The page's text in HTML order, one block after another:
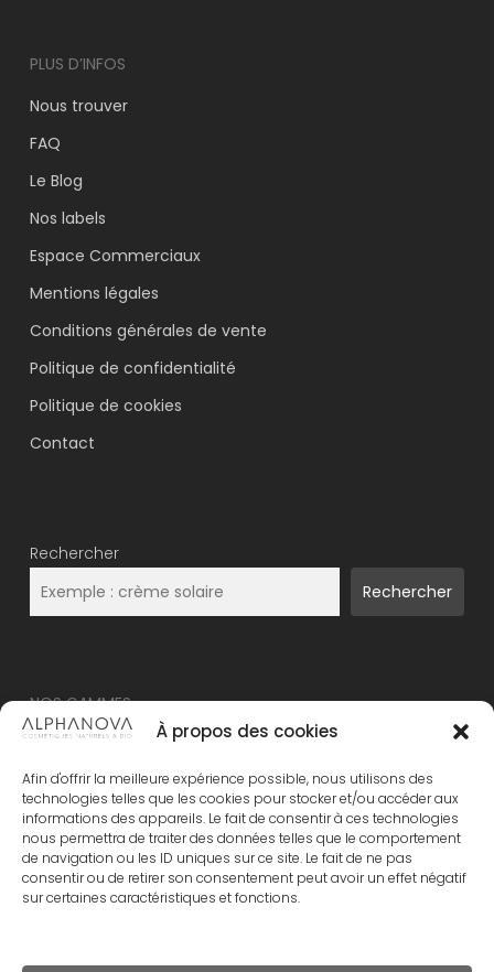
À propos des cookies
Afin d'offrir la meilleure expérience possible, nous utilisons des
technologies telles que les cookies pour stocker et/ou accéder aux
informations des appareils. Le fait de consentir à ces technologies
nous permettra de traiter des données telles que le comportement
de navigation ou les ID uniques sur ce site. Le fait de ne pas
consentir ou de retirer son consentement peut avoir un effet négatif
sur certaines caractéristiques et fonctions.
PLUS D’INFOS
Nous trouver
FAQ
Le Blog
Nos labels
Espace Commerciaux
Mentions légales
Conditions générales de vente
Politique de confidentialité
Politique de cookies
Contact
Rechercher
Rechercher
NOS GAMMES
NOUVEAU – ALPHANOVA Thermal Care
ALPHANOVA Organic SUN
ALPHANOVA Daily SUN
ALPHANOVA Bebe
Alphanova Kids